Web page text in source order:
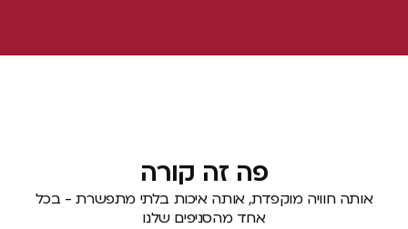
פה זה קורה
אותה חוויה מוקפדת, אותה איכות בלתי מתפשרת - בכל
אחד מהסניפים שלנו